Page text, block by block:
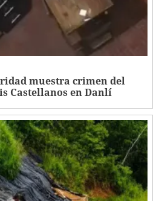
muestra crimen del
Castellanos en Danlí